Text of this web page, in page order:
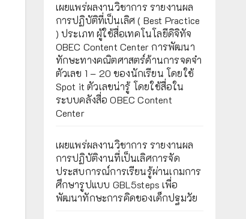
เผยแพร่ผลงานวิชาการ รายงานผล
การปฏิบัติที่เป็นเลิศ ( Best Practice
) ประเภท ผู้ใช้สื่อเทคโนโลยีดิจิทัจ
OBEC Content Center การพัฒนา
ทักษะทางคณิตศาสตร์ด้านการจดจำ
ตัวเลข 1 – 20 ของนักเรียน โดยใช้
Spot it ตัวเลขน่ารู้ โดยใช้สื่อใน
ระบบคลังสื่อ OBEC Content
Center
เผยแพร่ผลงานวิชาการ รายงานผล
การปฏิบัติงานที่เป็นเลิศการจัด
ประสบการณ์การเรียนรู้ผ่านเกมการ
ศึกษารูปแบบ GBL5steps เพื่อ
พัฒนาทักษะการคิดของเด็กปฐมวัย